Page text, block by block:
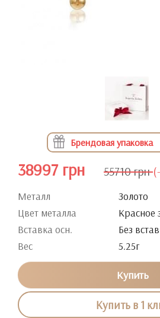
Брендовая упаковка
38997 грн 55710 грн
Металл
Золото
Цвет металла
Красное
Вставка осн.
Без
Вес
5.25г
Купить
Купить в 1